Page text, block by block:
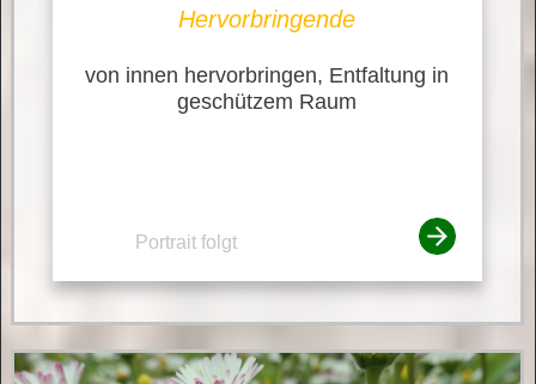
Hervorbringende
von innen hervorbringen, Entfaltung in
geschützem Raum
Portrait folgt